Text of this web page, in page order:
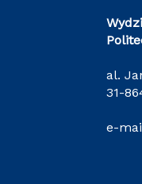
al.
31-
e-